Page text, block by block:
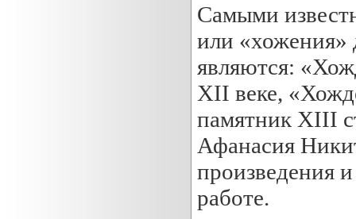
Самыми
или «хожения»
являются:
XII веке,
памятник XIII
Афанасия
произведения
работе.